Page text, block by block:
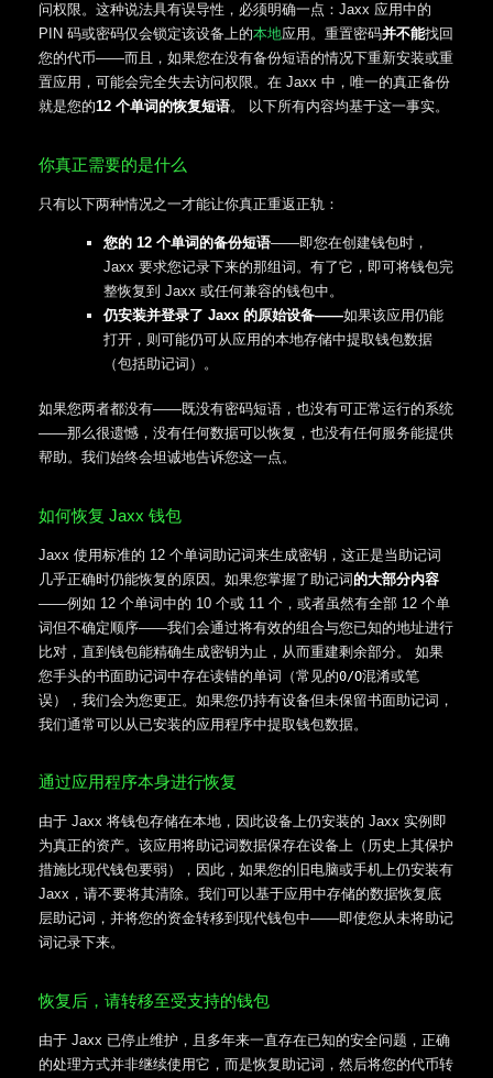
问权限。这种说法具有误导性，必须明确一点：Jaxx 应用中的
PIN 码或密码仅会锁定该设备上的本地应用。重置密码并不能找回
您的代币——而且，如果您在没有备份短语的情况下重新安装或重
置应用，可能会完全失去访问权限。在 Jaxx 中，唯一的真正备份
就是您的12 个单词的恢复短语。 以下所有内容均基于这一事实。
你真正需要的是什么
只有以下两种情况之一才能让你真正重返正轨：
您的 12 个单词的备份短语——即您在创建钱包时，
Jaxx 要求您记录下来的那组词。有了它，即可将钱包完
整恢复到 Jaxx 或任何兼容的钱包中。
仍安装并登录了 Jaxx 的原始设备——如果该应用仍能
打开，则可能仍可从应用的本地存储中提取钱包数据
（包括助记词）。
如果您两者都没有——既没有密码短语，也没有可正常运行的系统
——那么很遗憾，没有任何数据可以恢复，也没有任何服务能提供
帮助。我们始终会坦诚地告诉您这一点。
如何恢复 Jaxx 钱包
Jaxx 使用标准的 12 个单词助记词来生成密钥，这正是当助记词
几乎正确时仍能恢复的原因。如果您掌握了助记词的大部分内容
——例如 12 个单词中的 10 个或 11 个，或者虽然有全部 12 个单
词但不确定顺序——我们会通过将有效的组合与您已知的地址进行
比对，直到钱包能精确生成密钥为止，从而重建剩余部分。 如果
您手头的书面助记词中存在读错的单词（常见的0/O混淆或笔
误），我们会为您更正。如果您仍持有设备但未保留书面助记词，
我们通常可以从已安装的应用程序中提取钱包数据。
通过应用程序本身进行恢复
由于 Jaxx 将钱包存储在本地，因此设备上仍安装的 Jaxx 实例即
为真正的资产。该应用将助记词数据保存在设备上（历史上其保护
措施比现代钱包要弱），因此，如果您的旧电脑或手机上仍安装有
Jaxx，请不要将其清除。我们可以基于应用中存储的数据恢复底
层助记词，并将您的资金转移到现代钱包中——即使您从未将助记
词记录下来。
恢复后，请转移至受支持的钱包
由于 Jaxx 已停止维护，且多年来一直存在已知的安全问题，正确
的处理方式并非继续使用它，而是恢复助记词，然后将您的代币转